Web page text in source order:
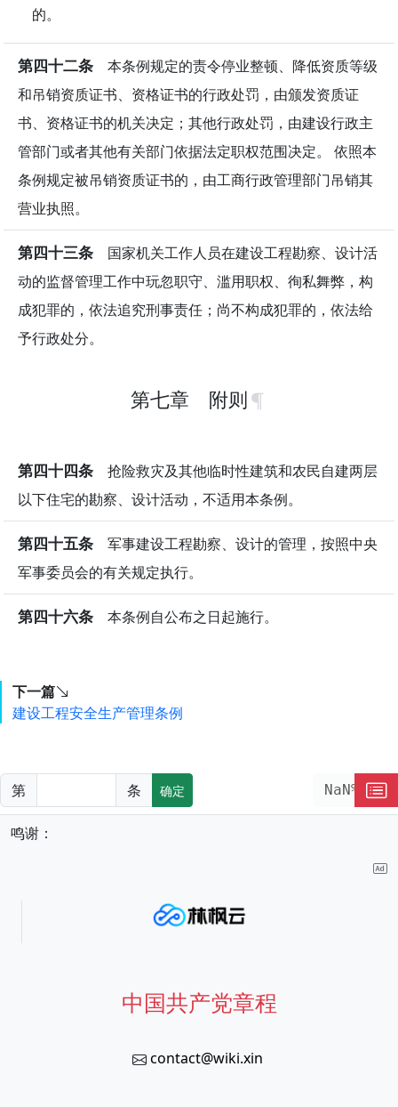
的。
第四十二条 本条例规定的责令停业整顿、降低资质等级
和吊销资质证书、资格证书的行政处罚，由颁发资质证
书、资格证书的机关决定；其他行政处罚，由建设行政主
管部门或者其他有关部门依据法定职权范围决定。 依照本
条例规定被吊销资质证书的，由工商行政管理部门吊销其
营业执照。
第四十三条 国家机关工作人员在建设工程勘察、设计活
动的监督管理工作中玩忽职守、滥用职权、徇私舞弊，构
成犯罪的，依法追究刑事责任；尚不构成犯罪的，依法给
予行政处分。
第七章 附则
第四十四条 抢险救灾及其他临时性建筑和农民自建两层
以下住宅的勘察、设计活动，不适用本条例。
第四十五条 军事建设工程勘察、设计的管理，按照中央
军事委员会的有关规定执行。
第四十六条 本条例自公布之日起施行。
下一篇
建设工程安全生产管理条例
第 条 确定 NaN%
鸣谢：
中国共产党章程
contact@wiki.xin